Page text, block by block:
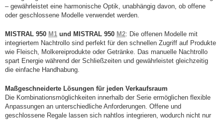
– gewährleistet eine harmonische Optik, unabhängig davon, ob offene
oder geschlossene Modelle verwendet werden.
MISTRAL 950 M1 und MISTRAL 950 M2: Die offenen Modelle mit
integriertem Nachtrollo sind perfekt für den schnellen Zugriff auf Produkte
wie Fleisch, Molkereiprodukte oder Getränke. Das manuelle Nachtrollo
spart Energie während der Schließzeiten und gewährleistet gleichzeitig
die einfache Handhabung.
Maßgeschneiderte Lösungen für jeden Verkaufsraum
Die Kombinationsmöglichkeiten innerhalb der Serie ermöglichen flexible
Anpassungen an unterschiedliche Anforderungen. Offene und
geschlossene Regale lassen sich nahtlos integrieren, wodurch nicht nur